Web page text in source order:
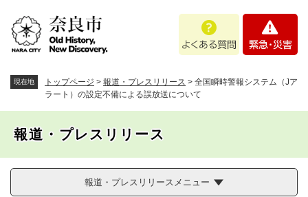
あ
問
・
現在地 トップページ > 報道・プレスリリース > 全国瞬時警報システム（Jア
ラート）の設定不備による誤放送について
報道・プレスリリース
報道・プレスリリースメニュー